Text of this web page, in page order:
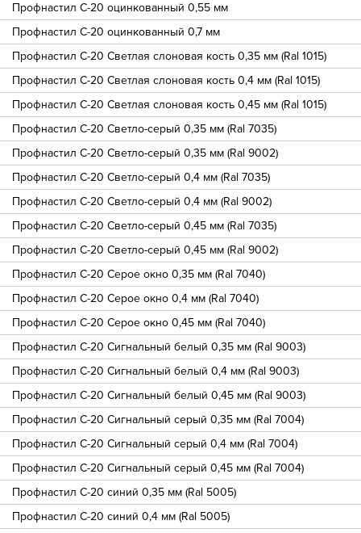
Профнастил С-20 оцинкованный 0,55 мм
Профнастил С-20 оцинкованный 0,7 мм
Профнастил С-20 Светлая слоновая кость 0,35 мм (Ral 1015)
Профнастил С-20 Светлая слоновая кость 0,4 мм (Ral 1015)
Профнастил С-20 Светлая слоновая кость 0,45 мм (Ral 1015)
Профнастил С-20 Светло-серый 0,35 мм (Ral 7035)
Профнастил С-20 Светло-серый 0,35 мм (Ral 9002)
Профнастил С-20 Светло-серый 0,4 мм (Ral 7035)
Профнастил С-20 Светло-серый 0,4 мм (Ral 9002)
Профнастил С-20 Светло-серый 0,45 мм (Ral 7035)
Профнастил С-20 Светло-серый 0,45 мм (Ral 9002)
Профнастил С-20 Серое окно 0,35 мм (Ral 7040)
Профнастил С-20 Серое окно 0,4 мм (Ral 7040)
Профнастил С-20 Серое окно 0,45 мм (Ral 7040)
Профнастил С-20 Сигнальный белый 0,35 мм (Ral 9003)
Профнастил С-20 Сигнальный белый 0,4 мм (Ral 9003)
Профнастил С-20 Сигнальный белый 0,45 мм (Ral 9003)
Профнастил С-20 Сигнальный серый 0,35 мм (Ral 7004)
Профнастил С-20 Сигнальный серый 0,4 мм (Ral 7004)
Профнастил С-20 Сигнальный серый 0,45 мм (Ral 7004)
Профнастил С-20 синий 0,35 мм (Ral 5005)
Профнастил С-20 синий 0,4 мм (Ral 5005)